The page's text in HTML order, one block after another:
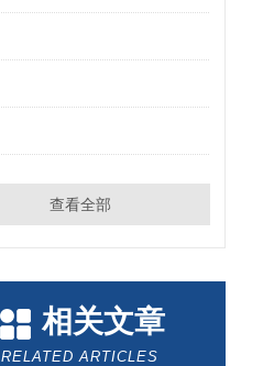
查看全部
相关文章
RELATED ARTICLES